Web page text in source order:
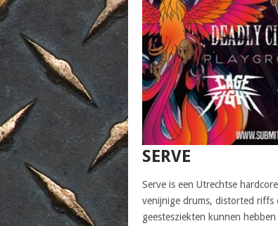
SERVE
Serve is een Utrechtse
venijnige drums, distorted riffs
geestesziekten kunnen